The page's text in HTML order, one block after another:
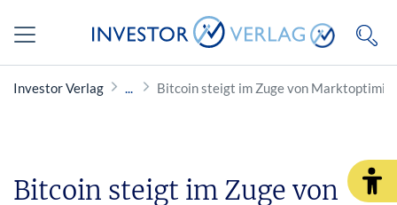
Investor Verlag Bitcoin steigt im Zuge von
Bitcoin steigt im Zuge von